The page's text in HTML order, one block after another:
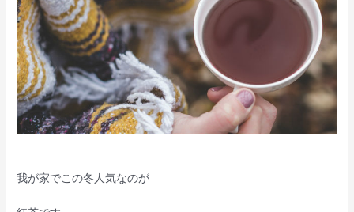
我が家でこの冬人気なのが